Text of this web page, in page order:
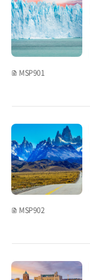
MSP901
MSP902